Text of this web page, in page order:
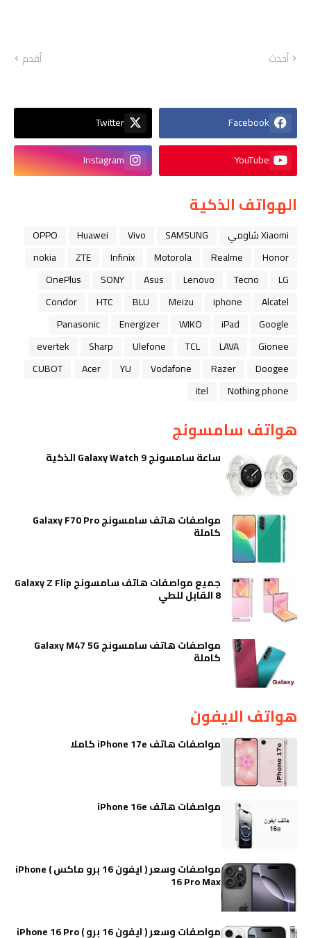
أحدث أقدم
Facebook
Twitter
YouTube
Instagram
الهواتف الذكية
Xiaomi شاومي SAMSUNG
Vivo
Huawei
OPPO
Honor
Realme
Motorola
Infinix
ZTE
nokia
LG
Tecno
Lenovo
Asus
SONY
OnePlus
Alcatel
iphone
Meizu
BLU
HTC
Condor
Google
iPad
WIKO
Energizer
Panasonic
Gionee
LAVA
TCL
Ulefone
Sharp
evertek
Doogee
Razer
Vodafone
YU
Acer
CUBOT
Nothing phone
itel
هواتف سامسونج
ساعة سامسونج Galaxy Watch 9 الذكية
مواصفات هاتف سامسونج Galaxy F70 Pro
كاملة
جميع مواصفات هاتف سامسونج Galaxy Z Flip
8 القابل للطي
مواصفات هاتف سامسونج Galaxy M47 5G
كاملة
هواتف الايفون
مواصفات هاتف iPhone 17e كاملا
مواصفات هاتف iPhone 16e
مواصفات وسعر ( ايفون 16 برو ماكس ) iPhone
16 Pro Max
مواصفات وسعر ( ايفون 16 برو ) iPhone 16 Pro